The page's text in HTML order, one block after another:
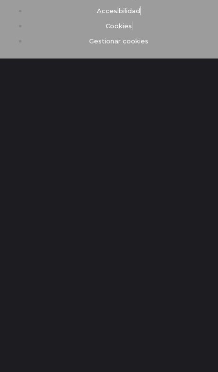
Accesibilidad
Cookies
Gestionar cookies